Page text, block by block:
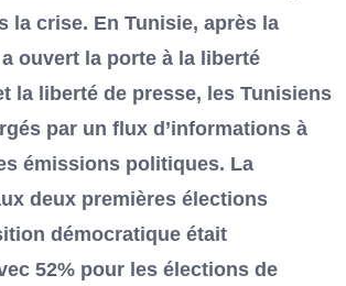
la crise. En Tunisie, après la
ouvert la porte à la liberté
la liberté de presse, les Tunisiens
par un flux d’informations à
émissions politiques. La
deux premières élections
démocratique était
52% pour les élections de